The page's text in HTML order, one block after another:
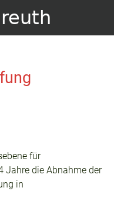
für
Jahre die Abnahme der
in